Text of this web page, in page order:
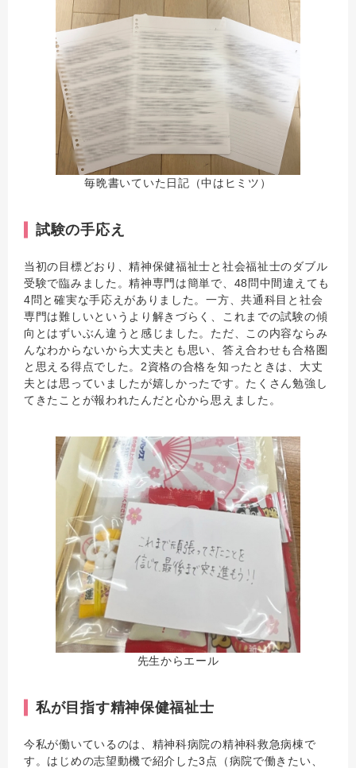
毎晩書いていた日記（中はヒミツ）
試験の手応え
当初の目標どおり、精神保健福祉士と社会福祉士のダブル
受験で臨みました。精神専門は簡単で、48問中間違えても
4問と確実な手応えがありました。一方、共通科目と社会
専門は難しいというより解きづらく、これまでの試験の傾
向とはずいぶん違うと感じました。ただ、この内容ならみ
んなわからないから大丈夫とも思い、答え合わせも合格圏
と思える得点でした。2資格の合格を知ったときは、大丈
夫とは思っていましたが嬉しかったです。たくさん勉強し
てきたことが報われたんだと心から思えました。
先生からエール
私が目指す精神保健福祉士
今私が働いているのは、精神科病院の精神科救急病棟で
す。はじめの志望動機で紹介した3点（病院で働きたい、